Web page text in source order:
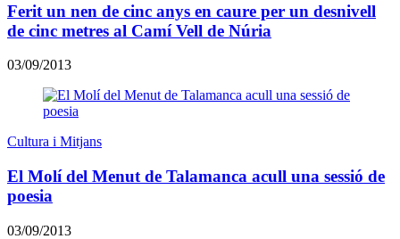
Ferit un nen de cinc anys en caure per un desnivell
de cinc metres al Camí Vell de Núria
03/09/2013
Cultura i Mitjans
El Molí del Menut de Talamanca acull una sessió de
poesia
03/09/2013